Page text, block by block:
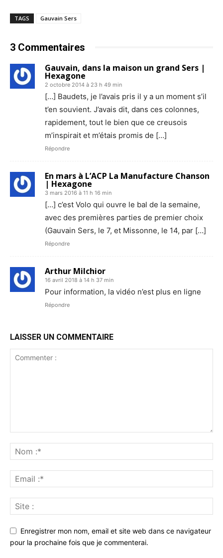
TAGS Gauvain Sers
3 Commentaires
Gauvain, dans la maison un grand Sers |
Hexagone
2 octobre 2014 à 23 h 49 min
[…] Baudets, je l’avais pris il y a un moment s’il
t’en souvient. J’avais dit, dans ces colonnes,
rapidement, tout le bien que ce creusois
m’inspirait et m’étais promis de […]
Répondre
En mars à L’ACP La Manufacture Chanson
| Hexagone
3 mars 2016 à 11 h 16 min
[…] c’est Volo qui ouvre le bal de la semaine,
avec des premières parties de premier choix
(Gauvain Sers, le 7, et Missonne, le 14, par […]
Répondre
Arthur Milchior
16 avril 2018 à 14 h 37 min
Pour information, la vidéo n’est plus en ligne
Répondre
LAISSER UN COMMENTAIRE
Enregistrer mon nom, email et site web dans ce navigateur
pour la prochaine fois que je commenterai.